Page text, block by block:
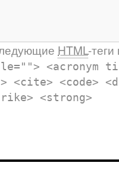
HTML-
<acronym
<cite> <code>
<strong>